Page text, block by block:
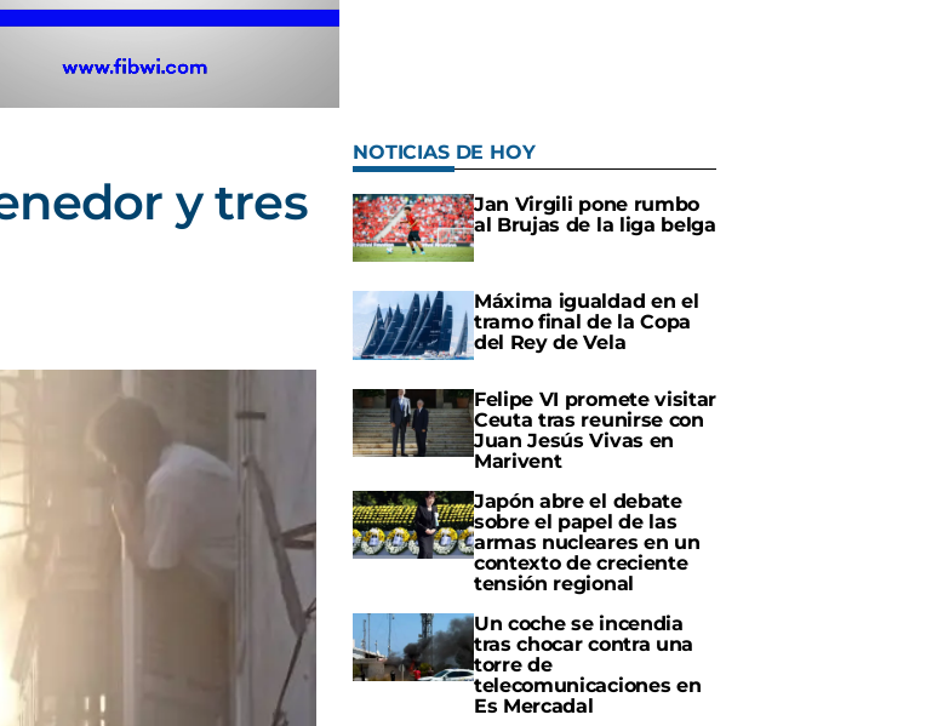
y tres
NOTICIAS DE HOY
Jan Virgili pone rumbo
al Brujas de la liga belga
Máxima igualdad en el
tramo final de la Copa
del Rey de Vela
Felipe VI promete visitar
Ceuta tras reunirse con
Juan Jesús Vivas en
Marivent
Japón abre el debate
sobre el papel de las
armas nucleares en un
contexto de creciente
tensión regional
Un coche se incendia
tras chocar contra una
torre de
telecomunicaciones en
Es Mercadal